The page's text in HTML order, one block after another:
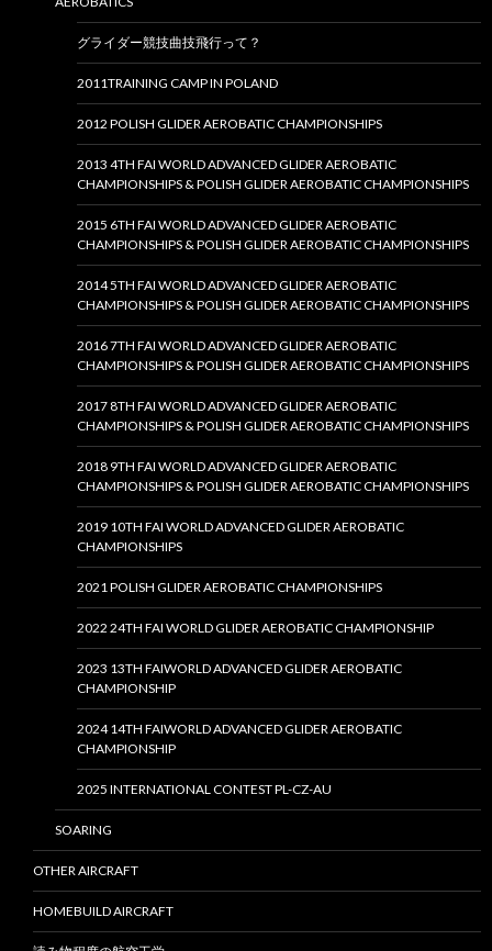
グライダー競技曲技飛行って？
2011TRAINING CAMP IN POLAND
2012 POLISH GLIDER AEROBATIC CHAMPIONSHIPS
2013 4TH FAI WORLD ADVANCED GLIDER AEROBATIC
CHAMPIONSHIPS & POLISH GLIDER AEROBATIC CHAMPIONSHIPS
2015 6TH FAI WORLD ADVANCED GLIDER AEROBATIC
CHAMPIONSHIPS & POLISH GLIDER AEROBATIC CHAMPIONSHIPS
2014 5TH FAI WORLD ADVANCED GLIDER AEROBATIC
CHAMPIONSHIPS & POLISH GLIDER AEROBATIC CHAMPIONSHIPS
2016 7TH FAI WORLD ADVANCED GLIDER AEROBATIC
CHAMPIONSHIPS & POLISH GLIDER AEROBATIC CHAMPIONSHIPS
2017 8TH FAI WORLD ADVANCED GLIDER AEROBATIC
CHAMPIONSHIPS & POLISH GLIDER AEROBATIC CHAMPIONSHIPS
2018 9TH FAI WORLD ADVANCED GLIDER AEROBATIC
CHAMPIONSHIPS & POLISH GLIDER AEROBATIC CHAMPIONSHIPS
2019 10TH FAI WORLD ADVANCED GLIDER AEROBATIC
CHAMPIONSHIPS
2021 POLISH GLIDER AEROBATIC CHAMPIONSHIPS
2022 24TH FAI WORLD GLIDER AEROBATIC CHAMPIONSHIP
2023 13TH FAIWORLD ADVANCED GLIDER AEROBATIC
CHAMPIONSHIP
2024 14TH FAIWORLD ADVANCED GLIDER AEROBATIC
CHAMPIONSHIP
2025 INTERNATIONAL CONTEST PL-CZ-AU
SOARING
OTHER AIRCRAFT
HOMEBUILD AIRCRAFT